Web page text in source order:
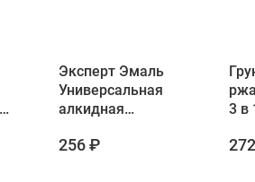
Эксперт Эмаль
Универсальная
алкидная
Белая 0,8 кг
256 ₽
3 в